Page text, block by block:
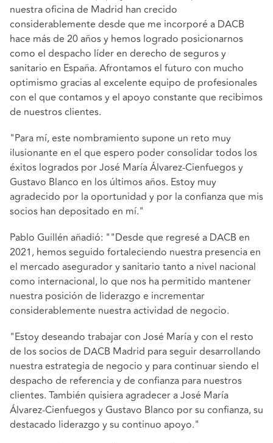
nuestra oficina de Madrid han crecido
considerablemente desde que me incorporé a DACB
hace más de 20 años y hemos logrado posicionarnos
como el despacho líder en derecho de seguros y
sanitario en España. Afrontamos el futuro con mucho
optimismo gracias al excelente equipo de profesionales
con el que contamos y el apoyo constante que recibimos
de nuestros clientes.
"Para mí, este nombramiento supone un reto muy
ilusionante en el que espero poder consolidar todos los
éxitos logrados por José María Álvarez-Cienfuegos y
Gustavo Blanco en los últimos años. Estoy muy
agradecido por la oportunidad y por la confianza que mis
socios han depositado en mí."
Pablo Guillén añadió: ""Desde que regresé a DACB en
2021, hemos seguido fortaleciendo nuestra presencia en
el mercado asegurador y sanitario tanto a nivel nacional
como internacional, lo que nos ha permitido mantener
nuestra posición de liderazgo e incrementar
considerablemente nuestra actividad de negocio.
"Estoy deseando trabajar con José María y con el resto
de los socios de DACB Madrid para seguir desarrollando
nuestra estrategia de negocio y para continuar siendo el
despacho de referencia y de confianza para nuestros
clientes. También quisiera agradecer a José María
Álvarez-Cienfuegos y Gustavo Blanco por su confianza, su
destacado liderazgo y su continuo apoyo."